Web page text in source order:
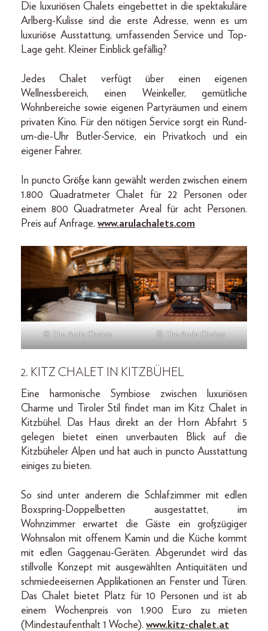
Die luxuriösen Chalets eingebettet in die spektakuläre
Arlberg-Kulisse sind die erste Adresse, wenn es um
luxuriöse Ausstattung, umfassenden Service und Top-
Lage geht. Kleiner Einblick gefällig?
Jedes Chalet verfügt über einen eigenen
Wellnessbereich, einen Weinkeller, gemütliche
Wohnbereiche sowie eigenen Partyräumen und einem
privaten Kino. Für den nötigen Service sorgt ein Rund-
um-die-Uhr Butler-Service, ein Privatkoch und ein
eigener Fahrer.
In puncto Größe kann gewählt werden zwischen einem
1.800 Quadratmeter Chalet für 22 Personen oder
einem 800 Quadratmeter Areal für acht Personen.
Preis auf Anfrage. www.arulachalets.com
© The Arula Chalets © The Arula Chalets
2. KITZ CHALET IN KITZBÜHEL
Eine harmonische Symbiose zwischen luxuriösen
Charme und Tiroler Stil findet man im Kitz Chalet in
Kitzbühel. Das Haus direkt an der Horn Abfahrt 5
gelegen bietet einen unverbauten Blick auf die
Kitzbüheler Alpen und hat auch in puncto Ausstattung
einiges zu bieten.
So sind unter anderem die Schlafzimmer mit edlen
Boxspring-Doppelbetten ausgestattet, im
Wohnzimmer erwartet die Gäste ein großzügiger
Wohnsalon mit offenem Kamin und die Küche kommt
mit edlen Gaggenau-Geräten. Abgerundet wird das
stillvolle Konzept mit ausgewählten Antiquitäten und
schmiedeeisernen Applikationen an Fenster und Türen.
Das Chalet bietet Platz für 10 Personen und ist ab
einem Wochenpreis von 1.900 Euro zu mieten
(Mindestaufenthalt 1 Woche). www.kitz-chalet.at